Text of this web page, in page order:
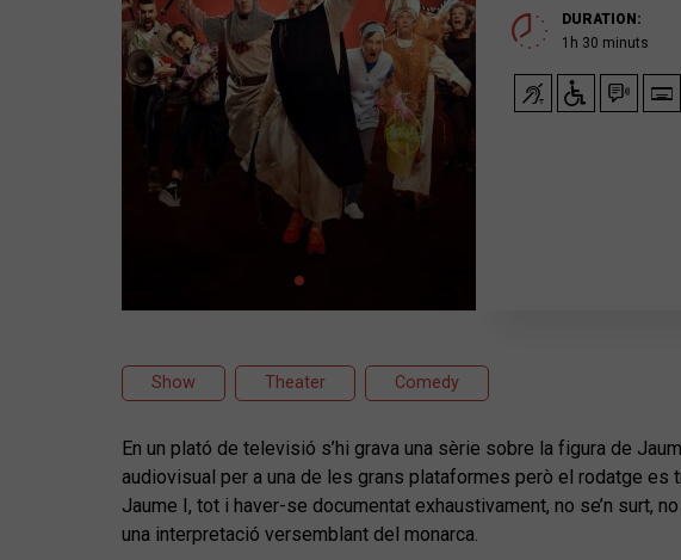
DURATION:
1h 30 minuts
Show Theater Comedy
En un plató de televisió s’hi grava una sèrie sobre la figura de
audiovisual per a una de les grans plataformes però el rodatge es
Jaume I, tot i haver-se documentat exhaustivament, no se’n surt,
una interpretació versemblant del monarca.